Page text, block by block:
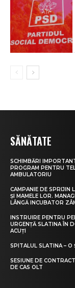
SĂNĂTATE
SCHIMBĂRI
PROGRAM PENTRU
AMBULATORIU
CAMPANIE DE SPRIJIN
ȘI MAMELE LOR.
LÂNGĂ INCUBATOR
INSTRUIRE PENTRU
URGENȚĂ SLATINA ÎN
ACUȚI
SPITALUL SLATINA – O
SESIUNE DE
DE CAS OLT